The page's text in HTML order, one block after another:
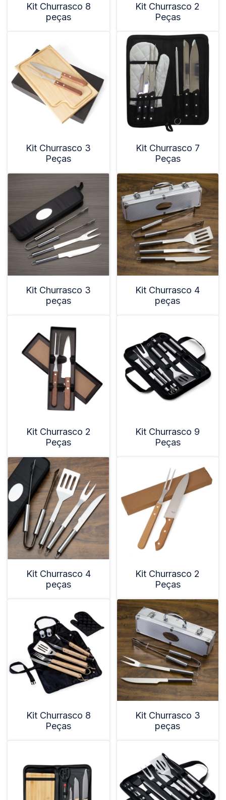
Kit Churrasco 8
peças
Kit Churrasco 2
Peças
Kit Churrasco 3
Peças
Kit Churrasco 7
Peças
Kit Churrasco 3
peças
Kit Churrasco 4
peças
Kit Churrasco 2
Peças
Kit Churrasco 9
Peças
Kit Churrasco 4
peças
Kit Churrasco 2
Peças
Kit Churrasco 8
Peças
Kit Churrasco 3
peças